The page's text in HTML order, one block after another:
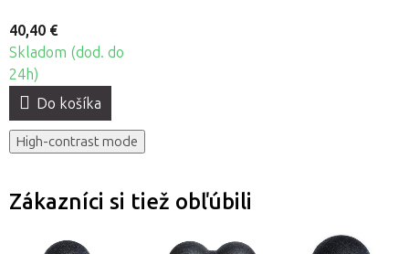
40,40 €
Skladom (dod. do
24h)
Do košíka
High-contrast mode
Zákazníci si tiež obľúbili